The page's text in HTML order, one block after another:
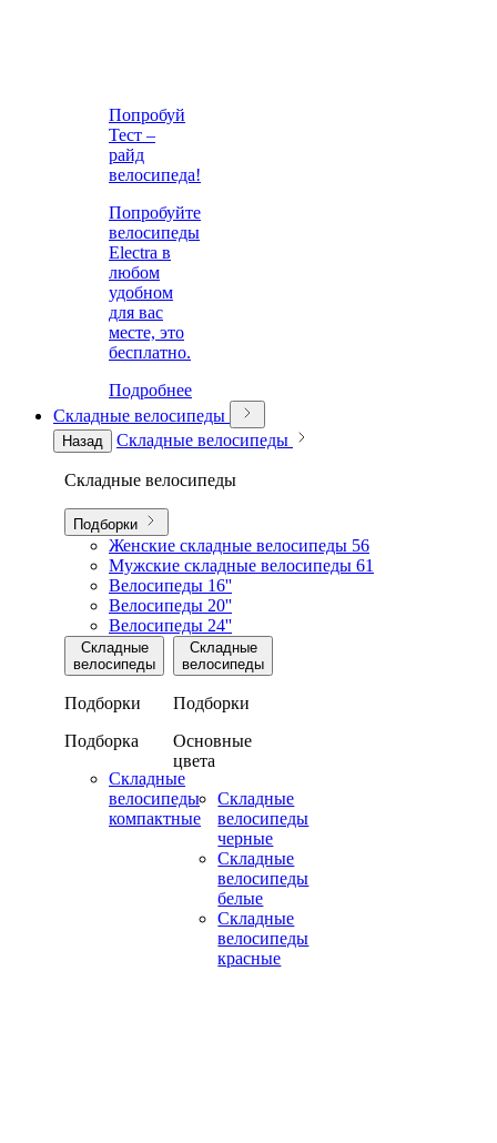
Попробуй
Тест –
райд
велосипеда!
Попробуйте
велосипеды
Electra в
любом
удобном
для вас
месте, это
бесплатно.
Подробнее
Складные велосипеды
Назад Складные велосипеды
Складные велосипеды
Подборки
Женские складные велосипеды 56
Мужские складные велосипеды 61
Велосипеды 16''
Велосипеды 20''
Велосипеды 24''
Складные
велосипеды
Подборки
Подборка
Складные
велосипеды
компактные
Складные
велосипеды
Подборки
Основные
цвета
Складные
велосипеды
черные
Складные
велосипеды
белые
Складные
велосипеды
красные